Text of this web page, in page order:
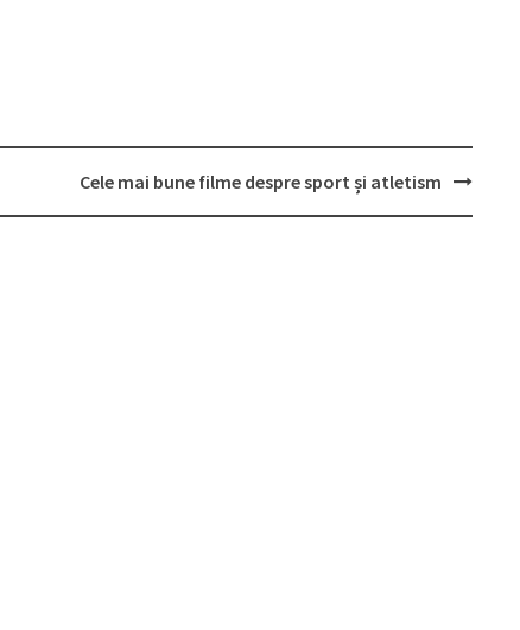
Cele mai bune filme despre sport și atletism